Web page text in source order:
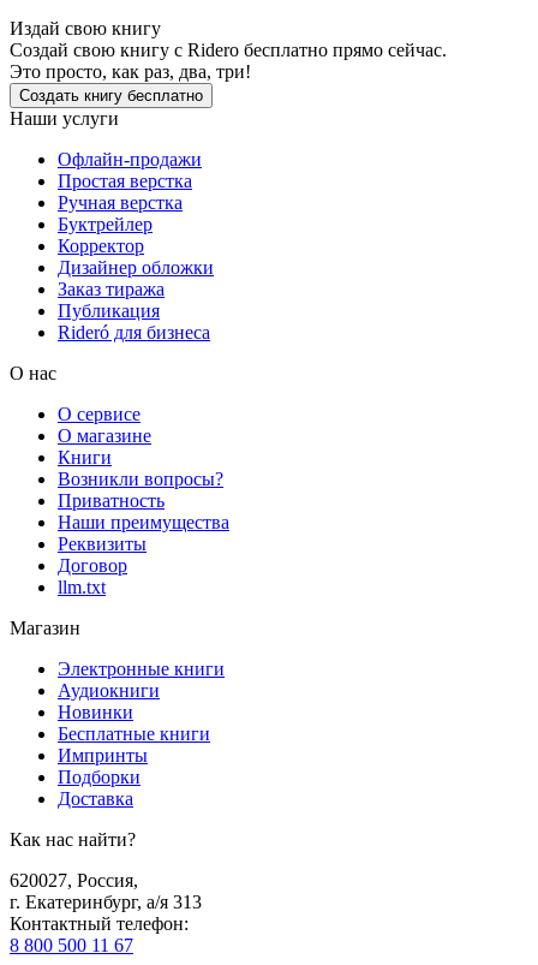
Издай свою книгу
Создай свою книгу с Ridero бесплатно прямо сейчас.
Это просто, как раз, два, три!
Создать книгу бесплатно
Наши услуги
Офлайн-продажи
Простая верстка
Ручная верстка
Буктрейлер
Корректор
Дизайнер обложки
Заказ тиража
Публикация
Rideró для бизнеса
О нас
О сервисе
О магазине
Книги
Возникли вопросы?
Приватность
Наши преимущества
Реквизиты
Договор
llm.txt
Магазин
Электронные книги
Аудиокниги
Новинки
Бесплатные книги
Импринты
Подборки
Доставка
Как нас найти?
620027, Россия,
г. Екатеринбург, а/я 313
Контактный телефон:
8 800 500 11 67